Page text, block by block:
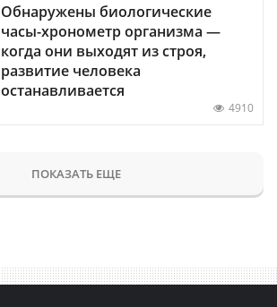
Обнаружены биологические
часы-хронометр организма —
когда они выходят из строя,
развитие человека
останавливается
4910
ПОКАЗАТЬ ЕЩЕ